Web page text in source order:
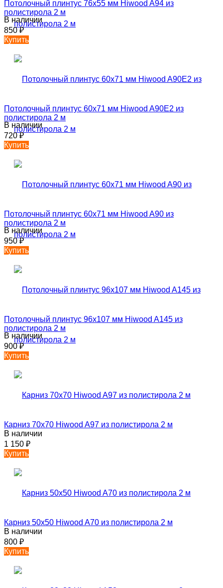
Потолочный плинтус 76х55 мм Hiwood A94 из
полистирола 2 м
В наличии
850₽
Купить
Потолочный плинтус 60х71 мм Hiwood A90E2 из
полистирола 2 м
В наличии
720₽
Купить
Потолочный плинтус 60х71 мм Hiwood A90 из
полистирола 2 м
В наличии
950₽
Купить
Потолочный плинтус 96х107 мм Hiwood A145 из
полистирола 2 м
В наличии
900₽
Купить
Карниз 70х70 Hiwood A97 из полистирола 2 м
В наличии
1 150 ₽
Купить
Карниз 50х50 Hiwood A70 из полистирола 2 м
В наличии
800 ₽
Купить